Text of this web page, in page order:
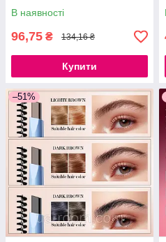
В наявності
96,75 ₴ 134,16 ₴
Купити
–51%